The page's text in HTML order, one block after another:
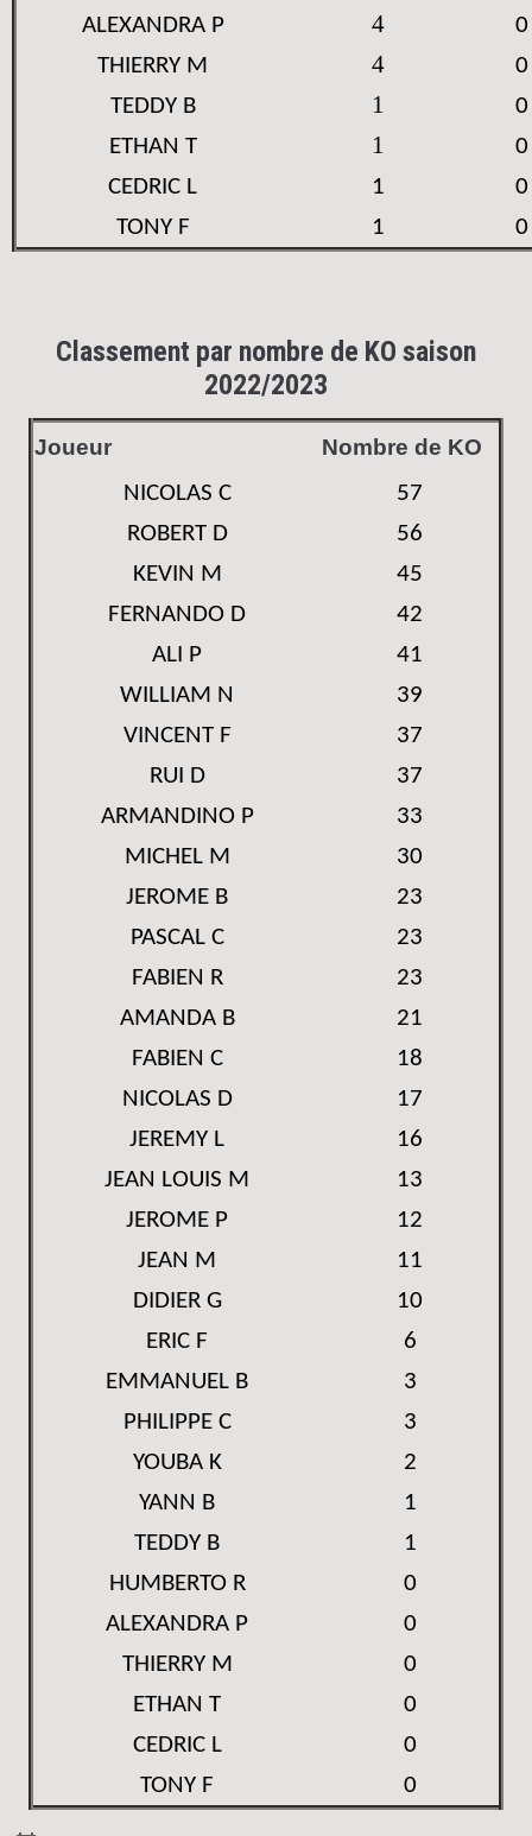
ALEXANDRA P
4
0
THIERRY M
4
0
TEDDY B
1
0
ETHAN T
1
0
CEDRIC L
1
0
TONY F
1 0
Classement par nombre de KO saison
2022/2023
Joueur
Nombre de KO
NICOLAS C
57
ROBERT D
56
KEVIN M
45
FERNANDO D
42
ALI P
41
WILLIAM N
39
VINCENT F
37
RUI D
37
ARMANDINO P
33
MICHEL M
30
JEROME B
23
PASCAL C
23
FABIEN R
23
AMANDA B
21
FABIEN C
18
NICOLAS D
17
JEREMY L
16
JEAN LOUIS M
13
JEROME P
12
JEAN M
11
DIDIER G
10
ERIC F
6
EMMANUEL B
3
PHILIPPE C
3
YOUBA K
2
YANN B
1
TEDDY B
1
HUMBERTO R
0
ALEXANDRA P
0
THIERRY M
0
ETHAN T
0
CEDRIC L
0
TONY F
0